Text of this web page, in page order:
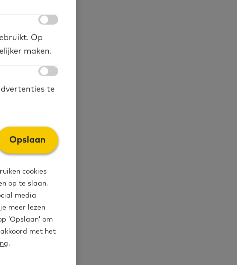
Daar­na
van
en intake
naar
Op
maken.
te
Opslaan
cookies
op te slaan,
media
meer lezen
‘Opslaan’ om
akkoord met het
.